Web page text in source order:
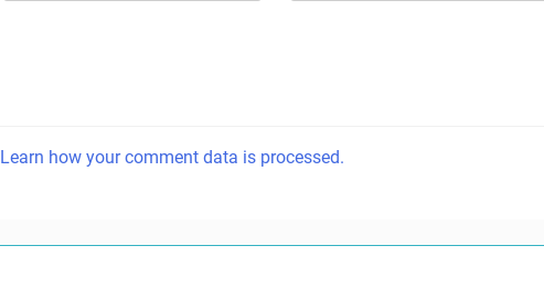
Learn how your comment data is processed.